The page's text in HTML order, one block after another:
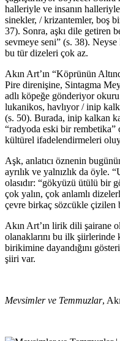
halleriyle ve insanın
sinekler, / krizantemler, boş
37). Sonra, aşkı dile getiren
sevmeye seni” (s. 38).
bu tür dizeleri çok az.
Akın Art’ın “Köprünün
Pire direnişine, Sintagma
adlı köpeğe gönderiyor
lukanikos, havlıyor / inip
(s. 50). Burada, inip kalkan
“radyoda eski bir rembetika”
kültürel ifadelendirmeleri
Aşk, anlatıcı öznenin
ayrılık ve yalnızlık da öyle.
olasıdır: “gökyüzü ütülü bir
çok yalın, çok anlamlı
çevre birkaç sözcükle çizilen
Akın Art’ın lirik dili şairane
olanaklarını bu ilk
birikimine dayandığını
şiiri var.
Mevsimler ve Temmuzlar,